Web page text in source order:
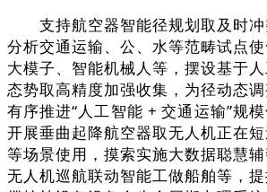
支持航空器智能径规划取及时冲
分析交通运输、公、水等范畴试点
大模子、智能机械人等，摆设基于
态势取高精度加强收集，为径动态
有序推进“人工智能 + 交通运输”规
开展垂曲起降航空器取无人机正在
等场景使用，摸索实施大数据聪慧
无人机巡航联动智能工做船舶等，